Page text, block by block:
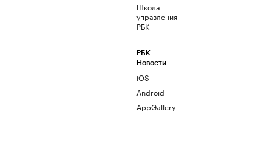
Школа
управления
РБК
РБК
Новости
iOS
Android
AppGallery